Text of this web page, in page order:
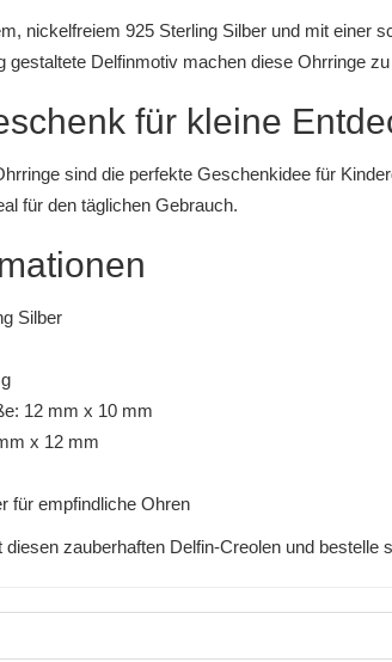
nickelfreiem 925 Sterling Silber und mit einer
gestaltete Delfinmotiv machen diese Ohrringe
für kleine
sind die perfekte Geschenkidee für
für den täglichen Gebrauch.
Silber
12 mm x 10 mm
x 12 mm
für empfindliche Ohren
zauberhaften Delfin-Creolen und bestelle